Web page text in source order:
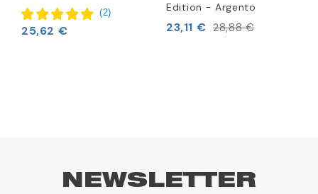
(2)
25,62 €
Edition - Argento
23,11 € 28,88 €
NEWSLETTER